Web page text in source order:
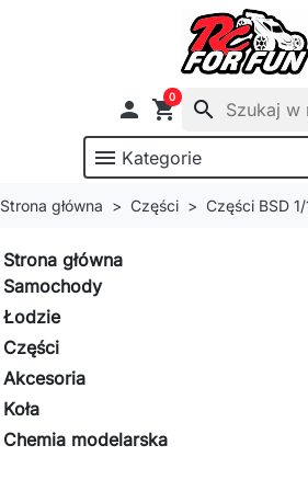
 shopping_cart
0
search
menu Kategorie
Strona główna Części Części BSD 1/
Strona główna
Samochody
Łodzie
Części
Akcesoria
Koła
Chemia modelarska